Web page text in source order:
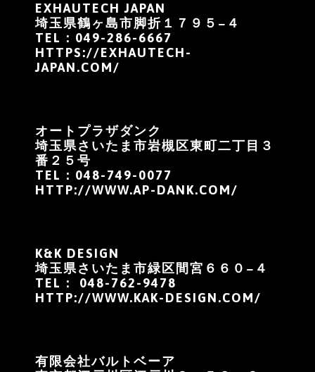
EXHAUTECH JAPAN
埼玉県鶴ヶ島市脚折１７９５−４
TEL：049-286-6667
HTTPS://EXHAUTECH-
JAPAN.COM/
オートプラザダンク
埼玉県さいたま市岩槻区東町二丁目３
番２５号
TEL：048-749-0077
HTTP://WWW.AP-DANK.COM/
K&K DESIGN
埼玉県さいたま市緑区間宮６６０−４
TEL：
048-762-9478
HTTP://WWW.KAK-DESIGN.COM/
有限会社バルトベーア